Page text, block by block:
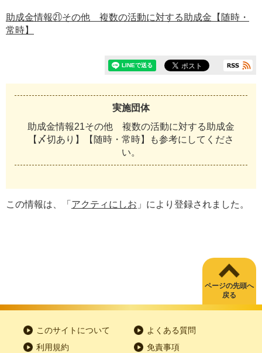
助成金情報㉑その他 複数の活動に対する助成金【随時・
常時】
実施団体
助成金情報21その他 複数の活動に対する助成金
【〆切あり】【随時・常時】も参考にしてくださ
い。
この情報は、「 アクティにしお 」により登録されました。
ページの先頭へ
戻る
このサイトについて
よくある質問
利用規約
免責事項